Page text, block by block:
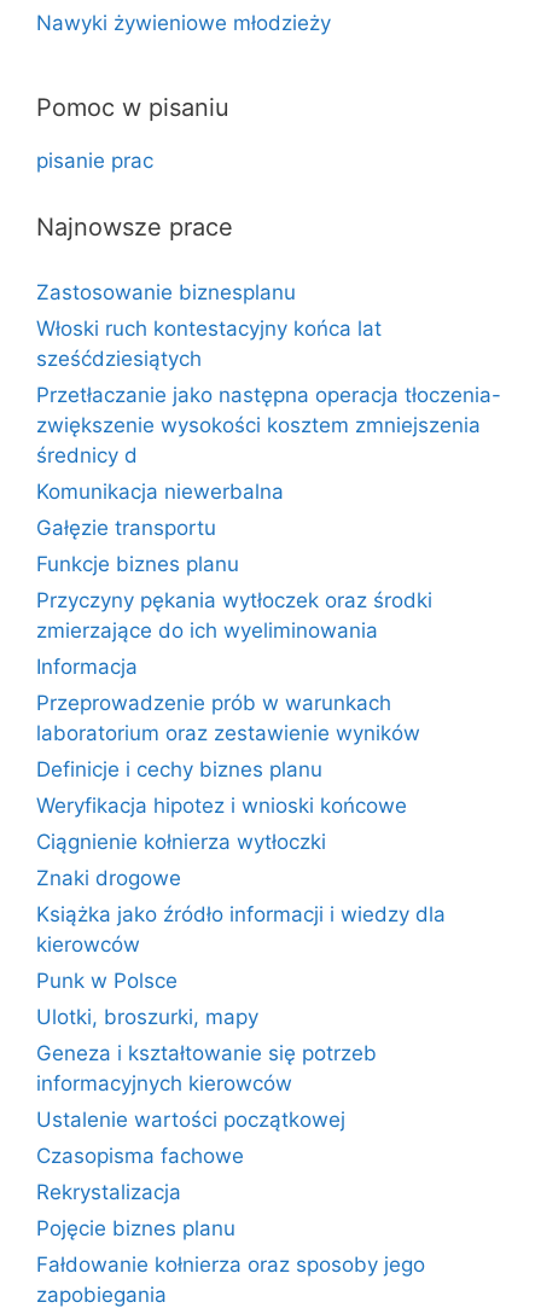
Nawyki żywieniowe młodzieży
Pomoc w pisaniu
pisanie prac
Najnowsze prace
Zastosowanie biznesplanu
Włoski ruch kontestacyjny końca lat
sześćdziesiątych
Przetłaczanie jako następna operacja tłoczenia-
zwiększenie wysokości kosztem zmniejszenia
średnicy d
Komunikacja niewerbalna
Gałęzie transportu
Funkcje biznes planu
Przyczyny pękania wytłoczek oraz środki
zmierzające do ich wyeliminowania
Informacja
Przeprowadzenie prób w warunkach
laboratorium oraz zestawienie wyników
Definicje i cechy biznes planu
Weryfikacja hipotez i wnioski końcowe
Ciągnienie kołnierza wytłoczki
Znaki drogowe
Książka jako źródło informacji i wiedzy dla
kierowców
Punk w Polsce
Ulotki, broszurki, mapy
Geneza i kształtowanie się potrzeb
informacyjnych kierowców
Ustalenie wartości początkowej
Czasopisma fachowe
Rekrystalizacja
Pojęcie biznes planu
Fałdowanie kołnierza oraz sposoby jego
zapobiegania